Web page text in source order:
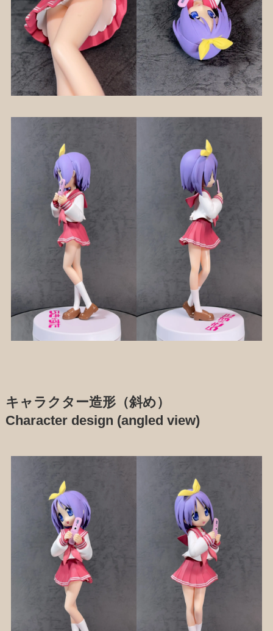
キャラクター造形（斜め）
Character design (angled view)